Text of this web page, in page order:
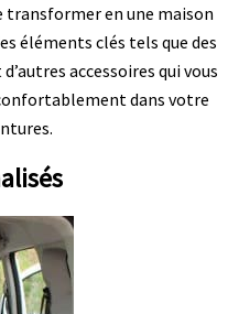
transformer en une maison
éléments clés tels que des
accessoires qui vous
dans votre